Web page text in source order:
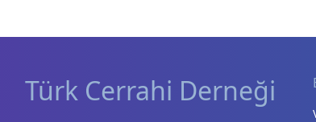
Türk Cerrahi Derneği